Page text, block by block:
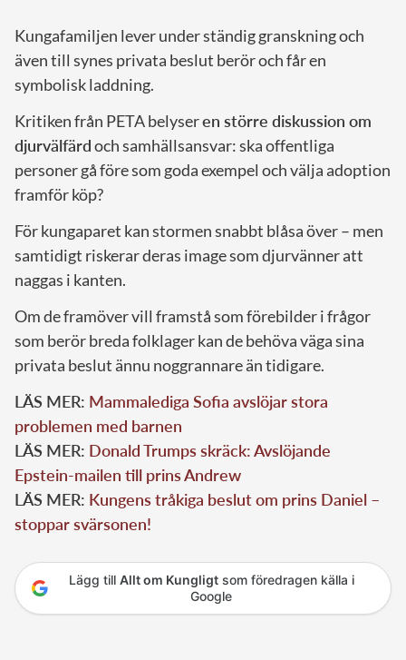
Kungafamiljen lever under ständig granskning och
även till synes privata beslut berör och får en
symbolisk laddning.
Kritiken från PETA belyseren större diskussion om
djurvälfärdoch samhällsansvar: ska offentliga
personer gå före som goda exempel och välja adoption
framför köp?
För kungaparet kan stormen snabbt blåsa över – men
samtidigt riskerar deras image som djurvänner att
naggas i kanten.
Om de framöver vill framstå som förebilder i frågor
som berör breda folklager kan de behöva väga sina
privata beslut ännu noggrannare än tidigare.
LÄS MER: Mammalediga Sofia avslöjar stora
problemen med barnen
LÄS MER: Donald Trumps skräck: Avslöjande
Epstein-mailen till prins Andrew
LÄS MER: Kungens tråkiga beslut om prins Daniel –
stoppar svärsonen!
Lägg till Allt om Kungligtsom föredragen källa i
Google